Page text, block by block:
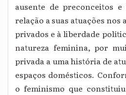
ausente de preconceitos
relação a suas atuações nos
privados e à liberdade
natureza feminina, por
privada a uma história de
espaços domésticos.
o feminismo que